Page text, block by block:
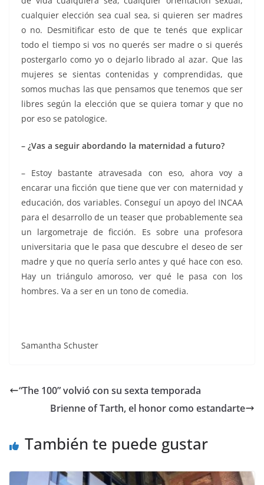
cualquier elección sea cual sea, si quieren ser madres
o no. Desmitificar esto de que te tenés que explicar
todo el tiempo si vos no querés ser madre o si querés
postergarlo como yo o dejarlo librado al azar. Que las
mujeres se sientas contenidas y comprendidas, que
somos muchas las que pensamos que tenemos que ser
libres según la elección que se quiera tomar y que no
por eso se patologice.
– ¿Vas a seguir abordando la maternidad a futuro?
– Estoy bastante atravesada con eso, ahora voy a
encarar una ficción que tiene que ver con maternidad y
educación, dos variables. Conseguí un apoyo del INCAA
para el desarrollo de un teaser que probablemente sea
un largometraje de ficción. Es sobre una profesora
universitaria que le pasa que descubre el deseo de ser
madre y que no quería serlo antes y qué hace con eso.
Hay un triángulo amoroso, ver qué le pasa con los
hombres. Va a ser en un tono de comedia.
Samantha Schuster
“The 100” volvió con su sexta temporada
Brienne of Tarth, el honor como estandarte
También te puede gustar